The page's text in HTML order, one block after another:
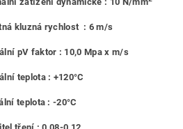
kluzná rychlost : 6 m/s
pV faktor : 10,0 Mpa x m/s
teplota : +120°C
teplota : -20°C